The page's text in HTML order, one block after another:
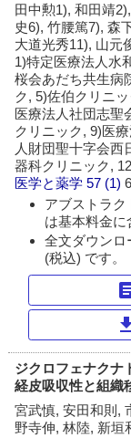
田中勲1), 和田靖
史6), 竹腰篤7), 森
大道光秀11), 山元
1)特定医療法人水
桜会あだち共生病
ク, 5)佐伯クリニ
医療法人社団志聖
クリニック, 9)医
人財団聖十字会西
器科クリニック,
医学と薬学 57 (1)
アブストラク
は基本料金に
全文ダウンロ
(税込) です。
ジクロフェナクナ
経皮吸収性と組
宮武慎, 安田和則,
野寺伸, 林陸, 新垣